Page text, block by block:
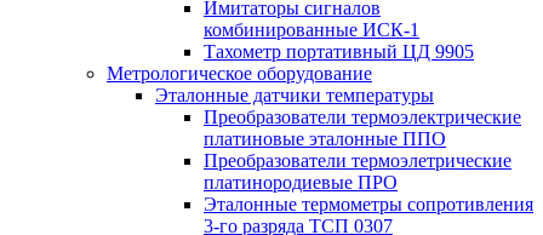
Имитаторы сигналов
комбинированные ИСК-1
Тахометр портативный ЦД 9905
Метрологическое оборудование
Эталонные датчики температуры
Преобразователи термоэлектрические
платиновые эталонные ППО
Преобразователи термоэлетрические
платинородиевые ПРО
Эталонные термометры сопротивления
3-го разряда ТСП 0307